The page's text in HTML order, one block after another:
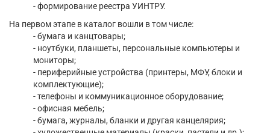
- формирование реестра УИНТРУ.
На первом этапе в каталог вошли в том числе:
- бумага и канцтовары;
- ноутбуки, планшеты, персональные компьютеры и
мониторы;
- периферийные устройства (принтеры, МФУ, блоки и
комплектующие);
- телефоны и коммуникационное оборудование;
- офисная мебель;
- бумага, журналы, бланки и другая канцелярия;